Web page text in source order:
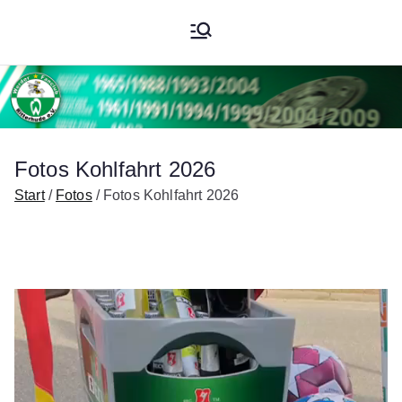
springen
Fanclub
Ritterhude
Fotos Kohlfahrt 2026
Start Fotos Fotos Kohlfahrt 2026
V